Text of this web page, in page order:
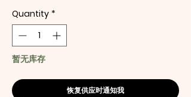
Quantity *
暂无库存
恢复供应时通知我